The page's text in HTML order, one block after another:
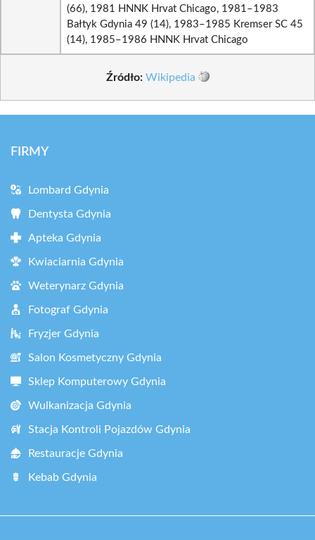
(66), 1981 HNNK Hrvat Chicago, 1981–1983
Bałtyk Gdynia 49 (14), 1983–1985 Kremser SC 45
(14), 1985–1986 HNNK Hrvat Chicago
Źródło: Wikipedia
FIRMY
Lombard Gdynia
Dentysta Gdynia
Apteka Gdynia
Kwiaciarnia Gdynia
Weterynarz Gdynia
Fotograf Gdynia
Fryzjer Gdynia
Salon Kosmetyczny Gdynia
Sklep Komputerowy Gdynia
Wulkanizacja Gdynia
Stacja Kontroli Pojazdów Gdynia
Restauracje Gdynia
Kebab Gdynia